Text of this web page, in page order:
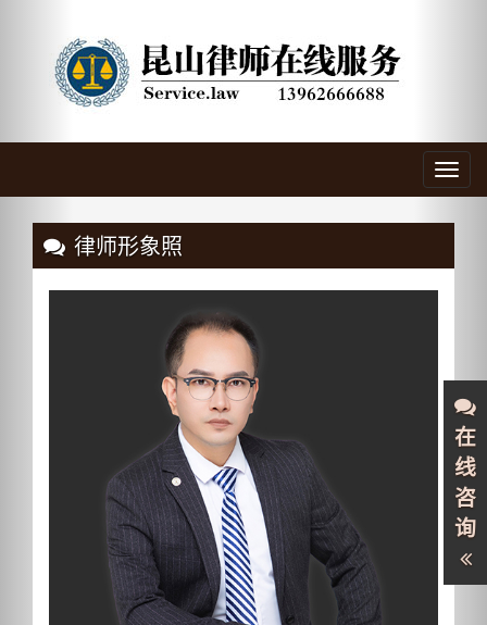
律师形象照
在
线
咨
询